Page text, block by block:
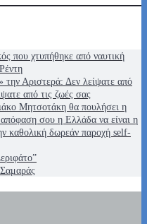
που χτυπήθηκε από ναυτική
Αριστερά: Δεν λείψατε από
από τις ζωές σας
Μητσοτάκη θα πουλήσει η
σου η Ελλάδα να είναι η
καθολική δωρεάν παροχή self-